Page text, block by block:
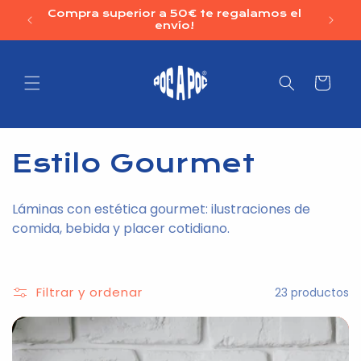
directamente
Compra superior a 50€ te regalamos el
envío!
Carrito
C
l
c
c
i
Estilo Gourmet
Láminas con estética gourmet: ilustraciones de
comida, bebida y placer cotidiano.
Filtrar y ordenar 23 productos